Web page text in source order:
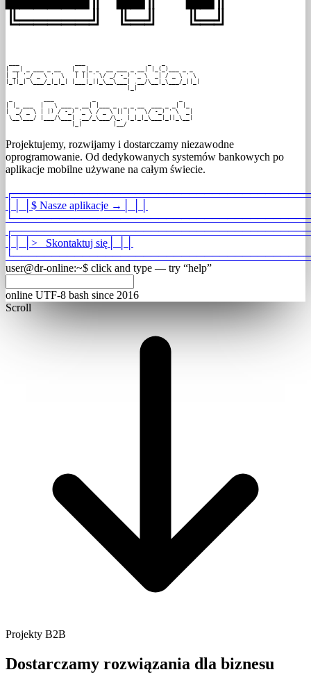
╚═════╝ ╚═╝  ╚═╝
| __| _ ___ _ __   |_ _|_ _  __ ___ _ __| |_(_)___ _ _
| _| '_/ _ \ '  \   | || ' \/ _/ -_) '_ \  _| / _ \ ' \
|_||_| \___/_|_|_| |___|_||_\__\___| .__/\__|_\___/_||_|
| |_ ___  |   \ ___ _ __| |___ _  _ _ __  ___ _ _| |_
|  _/ _ \ | |) / -_) '_ \ / _ \ || | '  \/ -_) ' \  _|
\__\___/ |___/\___| .__/_\___/\_, |_|_|_\___|_||_\__|
                   |_|         |__/
Projektujemy, rozwijamy i dostarczamy niezawodne
oprogramowanie. Od dedykowanych systemów bankowych po
aplikacje mobilne używane na całym świecie.
┌
$ Nasze aplikacje →
└
┌
>_ Skontaktuj się
└
user@dr-online:~$ click and type — try “help”
online UTF-8 bash since 2016
Scroll
Projekty B2B
Dostarczamy rozwiązania dla biznesu